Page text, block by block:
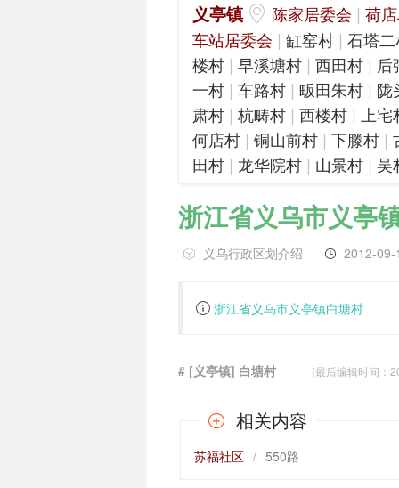
义亭镇 陈家居委会 | 荷
车站居委会 | 缸窑村 | 石塔
楼村 | 早溪塘村 | 西田村 | 后
一村 | 车路村 | 畈田朱村 | 陇
肃村 | 杭畴村 | 西楼村 | 上宅
何店村 | 铜山前村 | 下滕村 |
田村 | 龙华院村 | 山景村 | 吴
浙江省义乌市义亭
义乌行政区划介绍 2012-09-
浙江省义乌市义亭镇白塘村
# [义亭镇] 白塘村 {最后编辑时间：
相关内容
苏福社区 / 550路